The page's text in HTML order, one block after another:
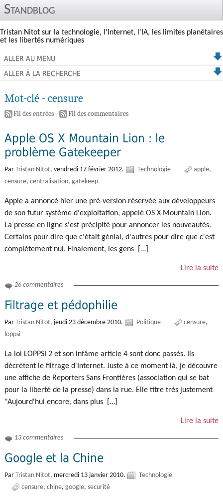
Standblog
Tristan Nitot sur la technologie, l'Internet, l'IA, les limites planétaires
et les libertés numériques
ALLER AU MENU
ALLER À LA RECHERCHE
Mot-clé - censure
Fil des entrées- Fil des commentaires
Apple OS X Mountain Lion : le
problème Gatekeeper
Par Tristan Nitot, vendredi 17 février 2012. Technologie
apple
censure centralisation gatekeep
Apple a annoncé hier une pré-version réservée aux développeurs
de son futur système d'exploitation, appelé OS X Mountain Lion.
La presse en ligne s'est précipité pour annoncer les nouveautés.
Certains pour dire que c'était génial, d'autres pour dire que c'est
complètement nul. Finalement, les gens […]
Lire la suite
26 commentaires
Filtrage et pédophilie
Par Tristan Nitot, jeudi 23 décembre 2010. Politique
censure
loppsi
La loi LOPPSI 2 et son infâme article 4 sont donc passés. Ils
décrètent le filtrage d'Internet. Juste à ce moment là, je découvre
une affiche de Reporters Sans Frontières (association qui se bat
pour la liberté de la presse) dans la rue. Elle titre très justement
"Aujourd'hui encore, dans plus […]
Lire la suite
13 commentaires
Google et la Chine
Par Tristan Nitot, mercredi 13 janvier 2010.
Technologie
censure chine google securité